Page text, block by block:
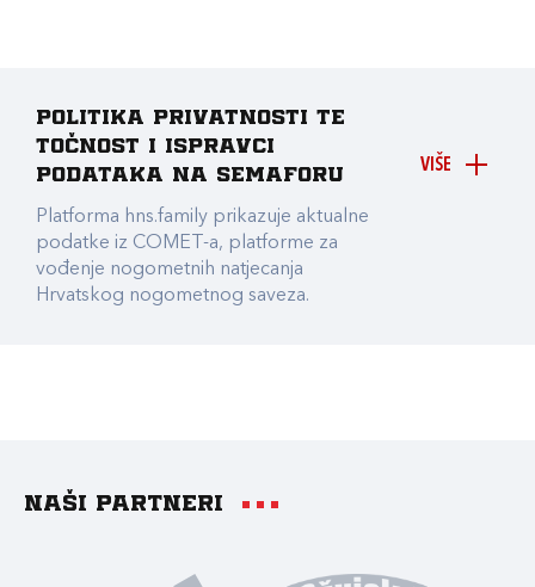
VIŠE
Politika privatnosti te
točnost i ispravci
podataka na Semaforu
Platforma hns.family prikazuje aktualne
podatke iz COMET-a, platforme za
vođenje nogometnih natjecanja
Hrvatskog nogometnog saveza.
Naši partneri